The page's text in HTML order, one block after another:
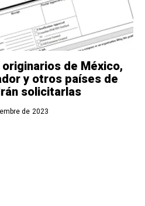
de México,
y otros países de
solicitarlas
de 2023